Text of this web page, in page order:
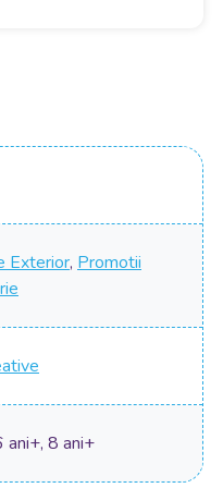
Exterior, Promotii
ani+, 8 ani+